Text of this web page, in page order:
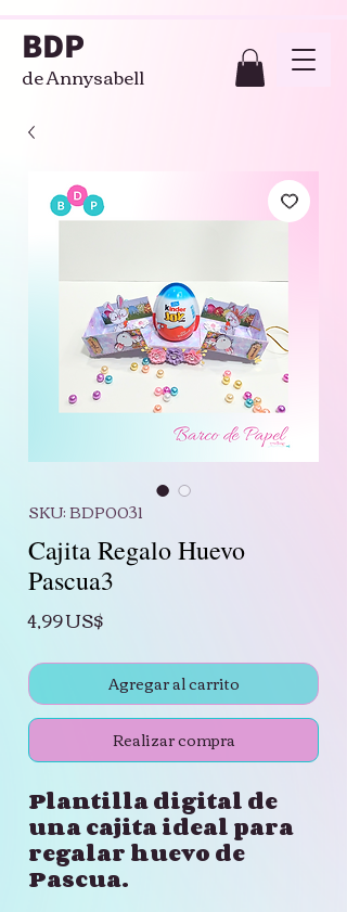
BDP
de Annysabell
SKU: BDP0031
Cajita Regalo Huevo
Pascua3
4,99 US$Precio
Agregar al carrito
Realizar compra
Plantilla digital de
una cajita ideal para
regalar huevo de
Pascua.